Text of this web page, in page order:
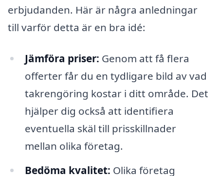
erbjudanden. Här är några anledningar
till varför detta är en bra idé:
Jämföra priser: Genom att få flera
offerter får du en tydligare bild av vad
takrengöring kostar i ditt område. Det
hjälper dig också att identifiera
eventuella skäl till prisskillnader
mellan olika företag.
Bedöma kvalitet: Olika företag